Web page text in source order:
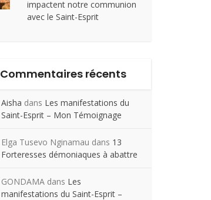
impactent notre communion
avec le Saint-Esprit
Commentaires récents
Aisha dans Les manifestations du
Saint-Esprit – Mon Témoignage
Elga Tusevo Nginamau dans 13
Forteresses démoniaques à abattre
GONDAMA dans Les
manifestations du Saint-Esprit –